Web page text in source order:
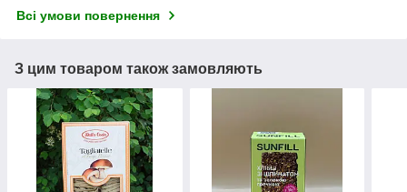
Всі умови повернення
З цим товаром також замовляють